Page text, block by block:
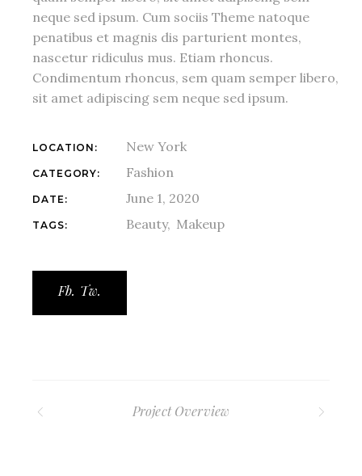
neque sed ipsum. Cum sociis Theme natoque
penatibus et magnis dis parturient montes,
nascetur ridiculus mus. Etiam rhoncus.
Condimentum rhoncus, sem quam semper libero,
sit amet adipiscing sem neque sed ipsum.
LOCATION: New York
CATEGORY: Fashion
DATE: June 1, 2020
TAGS: Beauty Makeup
Fb. Tw.
Project Overview